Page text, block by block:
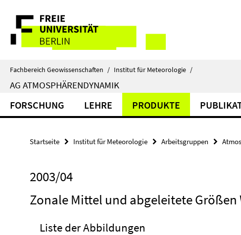
direkt
Inhalt
Service-
Navigation
Fachbereich Geowissenschaften / Institut für Meteorologie /
AG ATMOSPHÄRENDYNAMIK
FORSCHUNG LEHRE PRODUKTE
Startseite Institut für Meteorologie Arbeitsgruppen
2003/04
Zonale Mittel und abgeleitete Größen
Liste der Abbildungen